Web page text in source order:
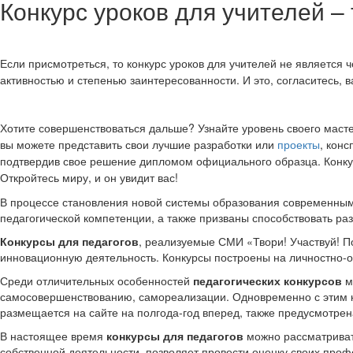
Конкурс уроков для учителей
Если присмотреться, то конкурс уроков для учителей не
активностью и степенью заинтересованности. И это, согласитесь,
Хотите совершенствоваться дальше? Узнайте уровень своего
вы можете представить свои лучшие разработки или проекты,
подтвердив свое решение дипломом официального образца.
Откройтесь миру, и он увидит вас!
В процессе становления новой системы образования
педагогической компетенции, а также призваны способствовать
Конкурсы для педагогов, реализуемые СМИ «Твори! Участвуй!
инновационную деятельность. Конкурсы построены на
Среди отличительных особенностей педагогических конкурсов
самосовершенствованию, самореализации. Одновременно с этим
размещается на сайте на полгода-год вперед, также
В настоящее время конкурсы для педагогов можно